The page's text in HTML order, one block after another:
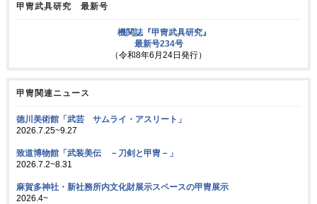
甲冑武具研究 最新号
機関誌『甲冑武具研究』
最新号234号
（令和8年6月24日発行）
甲冑関連ニュース
徳川美術館「武芸 サムライ・アスリート」
2026.7.25~9.27
致道博物館「武装美伝 －刀剣と甲冑－」
2026.7.2~8.31
麻賀多神社・新社務所内文化財展示スペースの甲冑展示
2026.4~